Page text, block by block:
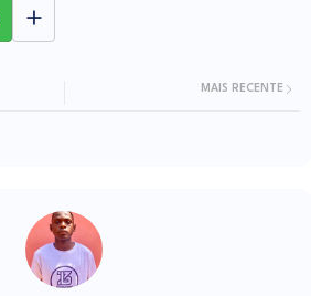
MAIS RECENTE